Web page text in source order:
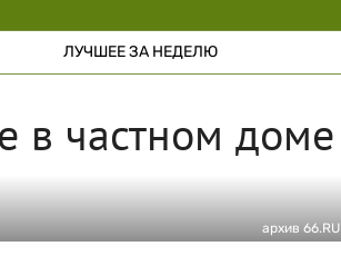
ЛУЧШЕЕ ЗА НЕДЕЛЮ
в частном доме
архив 66.RU